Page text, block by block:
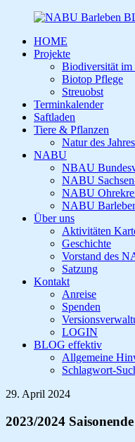
HOME
Projekte
Biodiversität im
Biotop Pflege
Streuobst
Terminkalender
Saftladen
Tiere & Pflanzen
Natur des Jahres
NABU
NBAU
NABU
NABU
NABU
Über uns
Aktivitäten
Geschichte
Vorstand des
Satzung
Kontakt
Anreise
Spenden
LOGIN
BLOG effektiv
Allgemeine
Schlagwort-
29. April 2024
2023/2024